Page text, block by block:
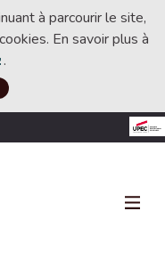
à parcourir le site,
En savoir plus à
externe)
.